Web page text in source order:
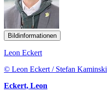
Bildinformationen
Leon Eckert
© Leon Eckert / Stefan Kaminski
Eckert, Leon